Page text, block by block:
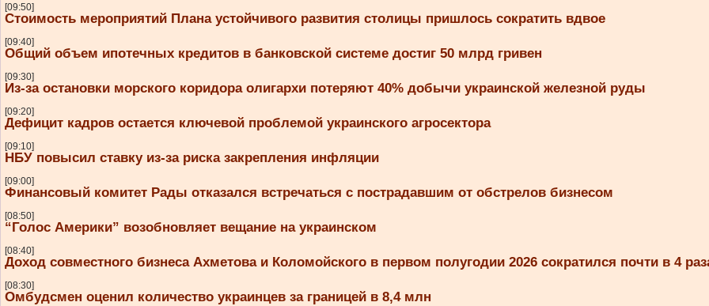
[09:50]
Стоимость мероприятий Плана устойчивого развития столицы пришлось сократить вдвое
[09:40]
Общий объем ипотечных кредитов в банковской системе достиг 50 млрд гривен
[09:30]
Из-за остановки морского коридора олигархи потеряют 40% добычи украинской железной руды
[09:20]
Дефицит кадров остается ключевой проблемой украинского агросектора
[09:10]
НБУ повысил ставку из-за риска закрепления инфляции
[09:00]
Финансовый комитет Рады отказался встречаться с пострадавшим от обстрелов бизнесом
[08:50]
“Голос Америки” возобновляет вещание на украинском
[08:40]
Доход совместного бизнеса Ахметова и Коломойского в первом полугодии 2026 сократился почти в 4
[08:30]
Омбудсмен оценил количество украинцев за границей в 8,4 млн